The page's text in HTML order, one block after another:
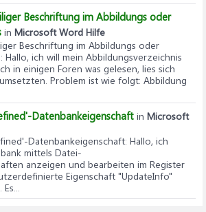
Beschriftung im Abbildungs oder
in Microsoft Word Hilfe
Beschriftung im Abbildungs oder
: Hallo, ich will mein Abbildungsverzeichnis
in einigen Foren was gelesen, lies sich
Problem ist wie folgt: Abbildung
Datenbankeigenschaft in Microsoft
Datenbankeigenschaft: Hallo, ich
mittels Datei-
anzeigen und bearbeiten im Register
Eigenschaft "UpdateInfo"